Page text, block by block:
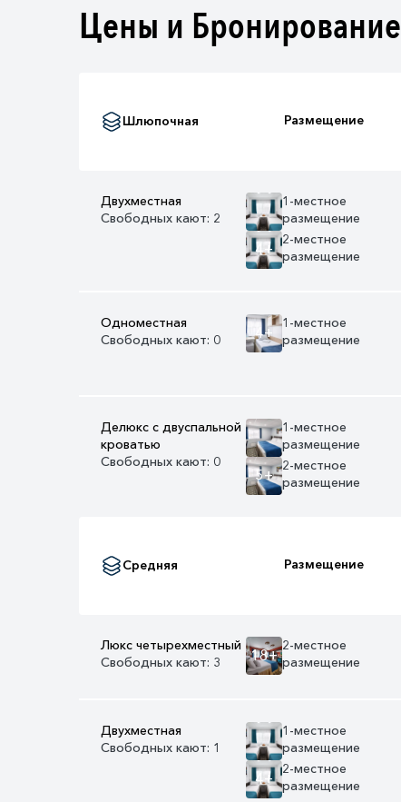
Цены и Бронирование
Шлюпочная Размещение
Двухместная
Свободных кают: 2
1-местное
размещение
4+
2-местное
размещение
Одноместная
Свободных кают: 0
4+
1-местное
размещение
Делюкс с двуспальной
кроватью
Свободных кают: 0
1-местное
размещение
5+
2-местное
размещение
Средняя Размещение
Люкс четырехместный
Свободных кают: 3
18+
2-местное
размещение
Двухместная
Свободных кают: 1
1-местное
размещение
4+
2-местное
размещение